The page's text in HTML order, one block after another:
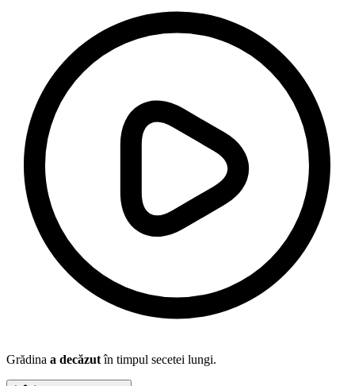
Grădina a decăzutîn timpul secetei lungi.